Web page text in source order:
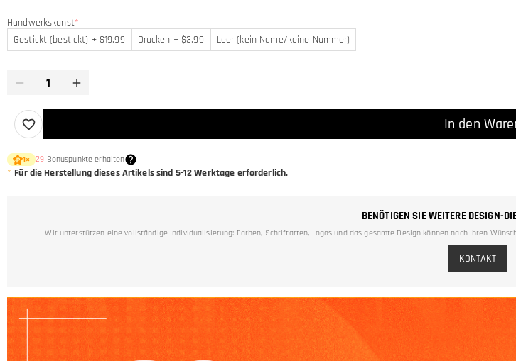
Handwerkskunst*
Gestickt (bestickt) + $19.99
Drucken + $3.99 Leer (kein Name/keine Nummer)
In den
1× 29 Bonuspunkte erhalten
* Für die Herstellung dieses Artikels sind 5-12 Werktage erforderlich.
BENÖTIGEN SIE WEITERE DESIGN-
Wir unterstützen eine vollständige Individualisierung: Farben, Schriftarten, Logos und das gesamte Design können nach Ihren
KONTAKT